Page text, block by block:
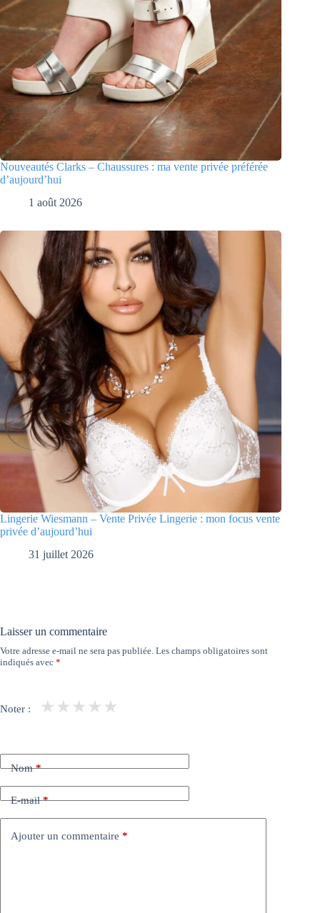
Nouveautés Clarks – Chaussures : ma vente privée préférée
d’aujourd’hui
1 août 2026
Lingerie Wiesmann – Vente Privée Lingerie : mon focus vente
privée d’aujourd’hui
31 juillet 2026
Laisser un commentaire
Votre adresse e-mail ne sera pas publiée. Les champs obligatoires sont
indiqués avec *
Noter : ★
★
★
★
★
Nom*
E-mail*
Ajouter un commentaire *